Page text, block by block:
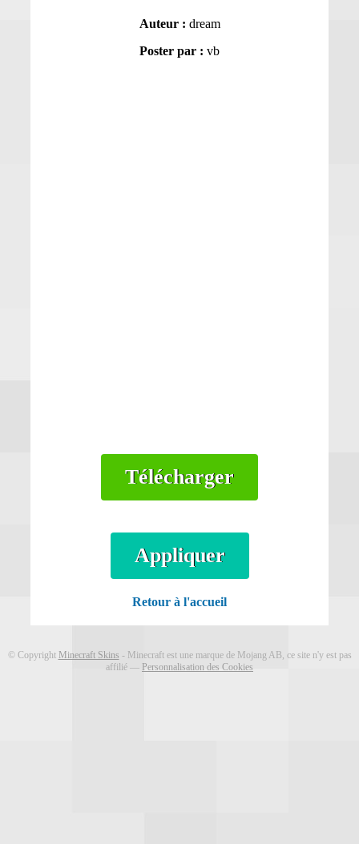
Auteur : dream
Poster par : vb
Télécharger
Appliquer
Retour à l'accueil
© Copyright Minecraft Skins - Minecraft est une marque de Mojang AB, ce site n'y est pas
affilié ― Personnalisation des Cookies